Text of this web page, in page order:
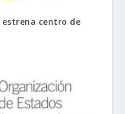
estrena centro de